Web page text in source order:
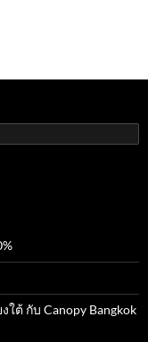
ใต้ กับ Canopy Bangkok